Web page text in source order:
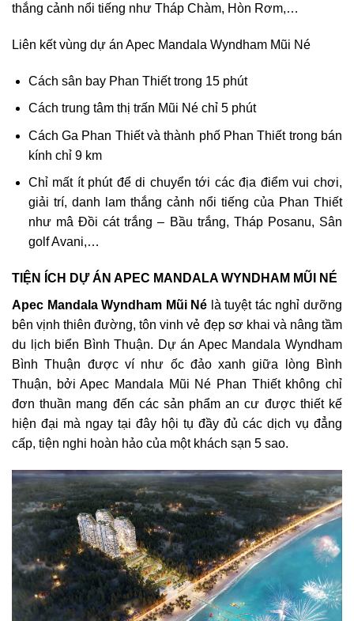
thắng cảnh nổi tiếng như Tháp Chàm, Hòn Rơm,…
Liên kết vùng dự án Apec Mandala Wyndham Mũi Né
Cách sân bay Phan Thiết trong 15 phút
Cách trung tâm thị trấn Mũi Né chỉ 5 phút
Cách Ga Phan Thiết và thành phố Phan Thiết trong bán
kính chỉ 9 km
Chỉ mất ít phút để di chuyển tới các địa điểm vui chơi,
giải trí, danh lam thắng cảnh nổi tiếng của Phan Thiết
như mâ Đồi cát trắng – Bầu trắng, Tháp Posanu, Sân
golf Avani,…
TIỆN ÍCH DỰ ÁN APEC MANDALA WYNDHAM MŨI NÉ
Apec Mandala Wyndham Mũi Né là tuyệt tác nghỉ dưỡng
bên vịnh thiên đường, tôn vinh vẻ đẹp sơ khai và nâng tầm
du lịch biển Bình Thuận. Dự án Apec Mandala Wyndham
Bình Thuận được ví như ốc đảo xanh giữa lòng Bình
Thuận, bởi Apec Mandala Mũi Né Phan Thiết không chỉ
đơn thuần mang đến các sản phẩm an cư được thiết kế
hiện đại mà ngay tại đây hội tụ đầy đủ các dịch vụ đẳng
cấp, tiện nghi hoàn hảo của một khách sạn 5 sao.